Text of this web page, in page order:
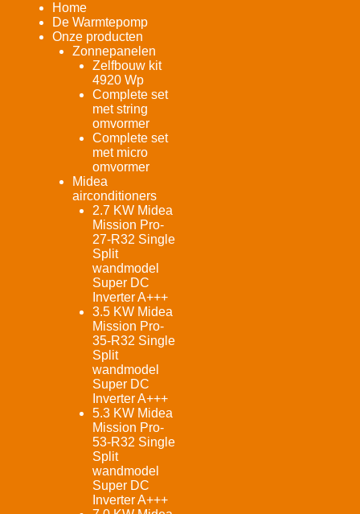
Home
De Warmtepomp
Onze producten
Zonnepanelen
Zelfbouw kit
4920 Wp
Complete set
met string
omvormer
Complete set
met micro
omvormer
Midea
airconditioners
2.7 KW Midea
Mission Pro-
27-R32 Single
Split
wandmodel
Super DC
Inverter A+++
3.5 KW Midea
Mission Pro-
35-R32 Single
Split
wandmodel
Super DC
Inverter A+++
5.3 KW Midea
Mission Pro-
53-R32 Single
Split
wandmodel
Super DC
Inverter A+++